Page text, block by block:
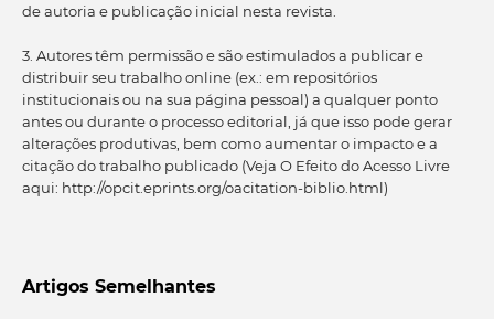
de autoria e publicação inicial nesta revista.
3. Autores têm permissão e são estimulados a publicar e
distribuir seu trabalho online (ex.: em repositórios
institucionais ou na sua página pessoal) a qualquer ponto
antes ou durante o processo editorial, já que isso pode gerar
alterações produtivas, bem como aumentar o impacto e a
citação do trabalho publicado (Veja O Efeito do Acesso Livre
aqui: http://opcit.eprints.org/oacitation-biblio.html)
Artigos Semelhantes